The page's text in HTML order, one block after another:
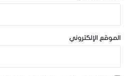
الموقع الإلكتروني